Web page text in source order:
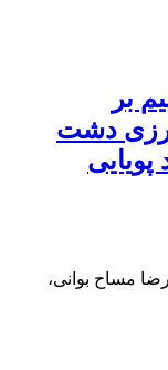
بر
دشت
پویایی
مساح بوانی،